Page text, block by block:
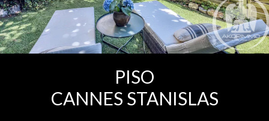
PISO
CANNES STANISLAS